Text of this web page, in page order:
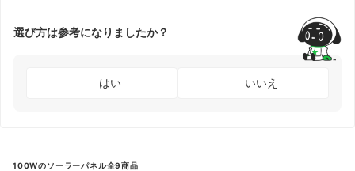
選び方は参考になりましたか？
はい いいえ
100Wのソーラーパネル全9商品